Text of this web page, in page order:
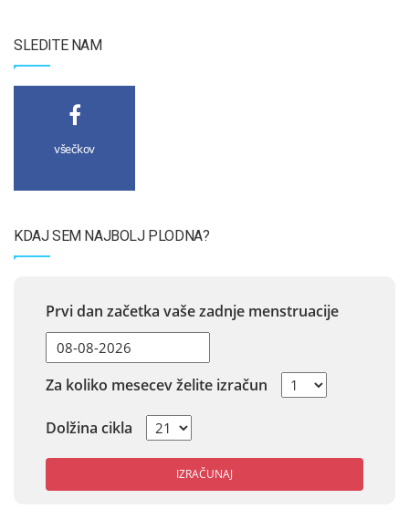
SLEDITE NAM
všečkov
KDAJ SEM NAJBOLJ PLODNA?
Prvi dan začetka vaše zadnje menstruacije
Za koliko mesecev želite izračun
Dolžina cikla
IZRAČUNAJ